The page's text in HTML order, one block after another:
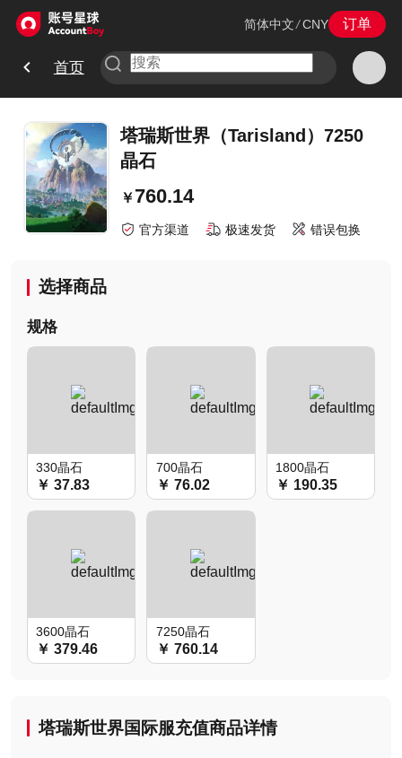
简体中文 /CNY 订单
首页
塔瑞斯世界（Tarisland）7250
晶石
￥760.14
官方渠道 极速发货 错误包换
选择商品
规格
330晶石
￥ 37.83
700晶石
￥ 76.02
1800晶石
￥ 190.35
3600晶石
￥ 379.46
7250晶石
￥ 760.14
塔瑞斯世界国际服充值商品详情